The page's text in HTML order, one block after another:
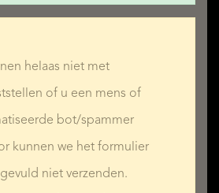
helaas niet met
of u een mens of
bot/spammer
kunnen we het formulier
niet verzenden.